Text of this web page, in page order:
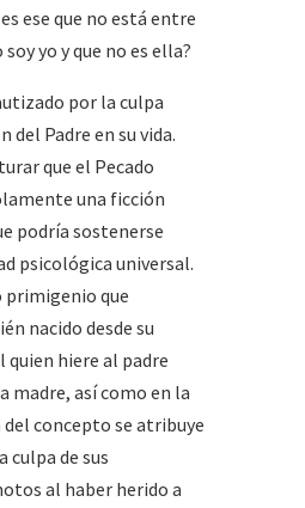
ese que no está entre
yo y que no es ella?
por la culpa
del Padre en su vida.
que el Pecado
una ficción
podría sostenerse
psicológica universal.
primigenio que
nacido desde su
quien hiere al padre
madre, así como en la
concepto se atribuye
culpa de sus
al haber herido a